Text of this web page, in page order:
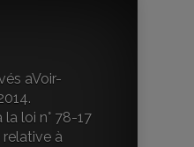
aVoir-
loi n° 78-17
relative à